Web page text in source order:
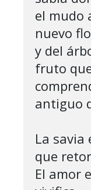
el mudo
nuevo
y del
fruto
antiguo
La savia
que
El amor